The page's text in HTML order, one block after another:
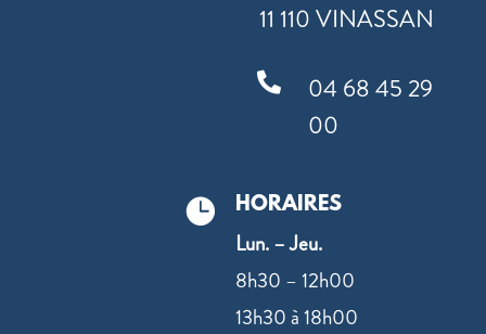
11 110 VINASSAN

04 68 45 29
00
 HORAIRES
Lun. – Jeu.
8h30 – 12h00
13h30 à 18h00